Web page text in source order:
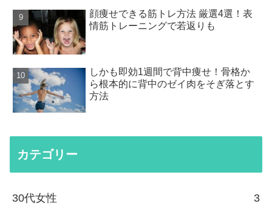
顔痩せできる筋トレ方法 厳選4選！表
情筋トレーニングで若返りも
しかも即効1週間で背中痩せ！骨格か
ら根本的に背中のゼイ肉をそぎ落とす
方法
カテゴリー
30代女性 3